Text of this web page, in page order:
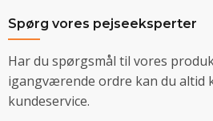
Spørg vores pejseeksperter
Har du spørgsmål til vores
igangværende ordre kan du altid
kundeservice.